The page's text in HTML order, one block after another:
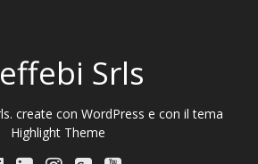
Srls
create con WordPress e con il tema
Highlight Theme